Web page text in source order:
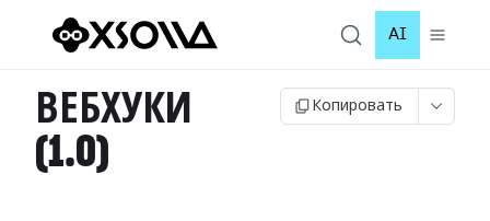
AI
ВЕБХУКИ
(1.0)
Копировать